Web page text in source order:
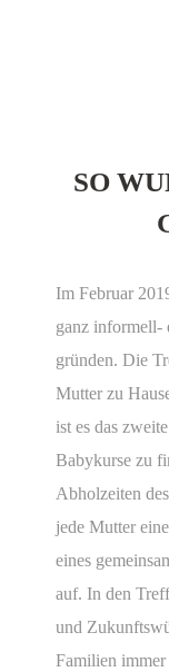
SO
Im Februar
ganz informell-
gründen. Die
Mutter zu
ist es das
Babykurse zu
Abholzeiten
jede Mutter
eines
auf. In den
und
Familien immer